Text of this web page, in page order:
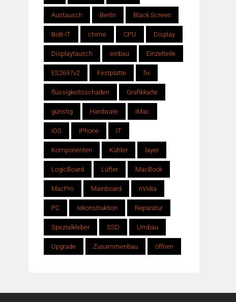
Austausch Berlin Black Screen
BoB-IT chime CPU Display
Displaytausch einbau Einzelteile
ES2697v2 Festplatte fix
flüssigkeitsschaden Grafikkarte
günstig Hardware iMac
iOS iPhone IT
Komponenten Kühler layer
LogicBoard Lüfter MacBook
MacPro Mainboard nVidia
PC rekonstruktion Reparatur
Spezialkleber SSD Umbau
Upgrade Zusammenbau öffnen